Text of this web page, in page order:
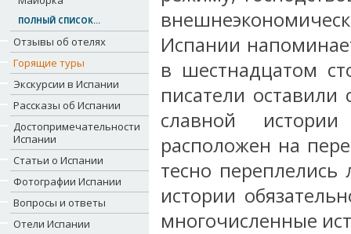
ПОЛНЫЙ СПИСОК...
Отзывы об отелях
Горящие туры
Экскурсии в Испании
Рассказы об Испании
Достопримечательности
Испании
Статьи о Испании
Фотографии Испании
Вопросы и ответы
Отели Испании
Испании
в шестнадцатом
писатели
славной
расположен на
тесно
истории
многочисленные